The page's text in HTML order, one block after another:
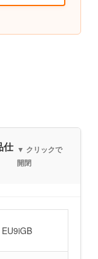
仕 ▼ クリックで
開閉